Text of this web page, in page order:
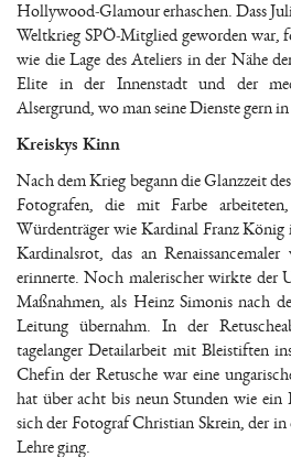
Hollywood-Glamour erhaschen. Dass
Weltkrieg SPÖ-Mitglied geworden war,
wie die Lage des Ateliers in der Nähe
Elite in der Innenstadt und der
Alsergrund, wo man seine Dienste gern
Kreiskys Kinn
Nach dem Krieg begann die Glanzzeit
Fotografen, die mit Farbe
Würdenträger wie Kardinal Franz König
Kardinalsrot, das an
erinnerte. Noch malerischer wirkte der
Maßnahmen, als Heinz Simonis nach
Leitung übernahm. In der
tagelanger Detailarbeit mit Bleistiften
Chefin der Retusche war eine
hat über acht bis neun Stunden wie
sich der Fotograf Christian Skrein, der
Lehre ging.